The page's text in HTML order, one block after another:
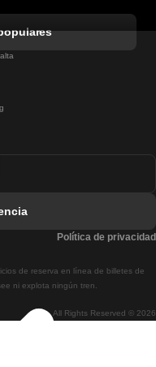
All Rights Reserved © 2026
de reserva en línea de billetes de
ni explota ningún tren.
Política de privacidad